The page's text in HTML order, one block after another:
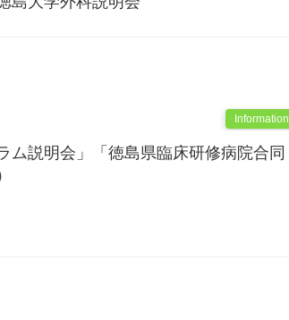
Information
ム説明会」「徳島県臨床研修病院合同